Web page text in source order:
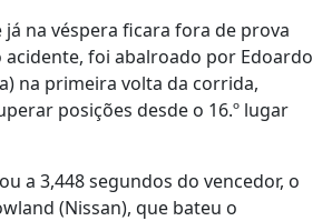
já na véspera ficara fora de prova
foi abalroado por Edoardo
na primeira volta da corrida,
posições desde o 16.º lugar
a 3,448 segundos do vencedor, o
(Nissan), que bateu o